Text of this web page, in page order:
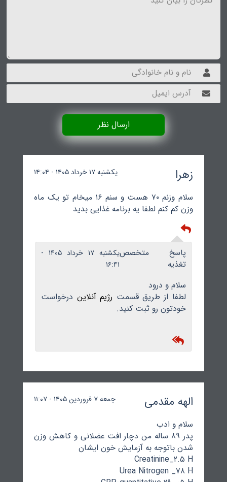
ارسال نظر
زهرا یکشنبه ۱۷ خرداد ۱۴۰۵ - ۱۴:۰۴
سلام وزنم ۷۰ هست و سنم ۱۶ میخام تو یک ماه
وزن کم کنم لطفا یه برنامه غذایی بدید
پاسخ متخصص
تغذیه
یکشنبه ۱۷ خرداد ۱۴۰۵ -
۱۶:۴۱
سلام و درود
لطفا از طریق قسمت رژیم آنلاین درخواست
خودتون رو ثبت کنید.
الهه مقدمی جمعه ۷ فروردین ۱۴۰۵ - ۱۱:۰۷
سلام و ادب
پدر ۸۹ ساله من دچار افت عضلانی و کاهش وزن
شدن باتوجه به آزمایش خون ایشان
Creatinine_۲.۵ H
Urea Nitrogen _۷۸ H